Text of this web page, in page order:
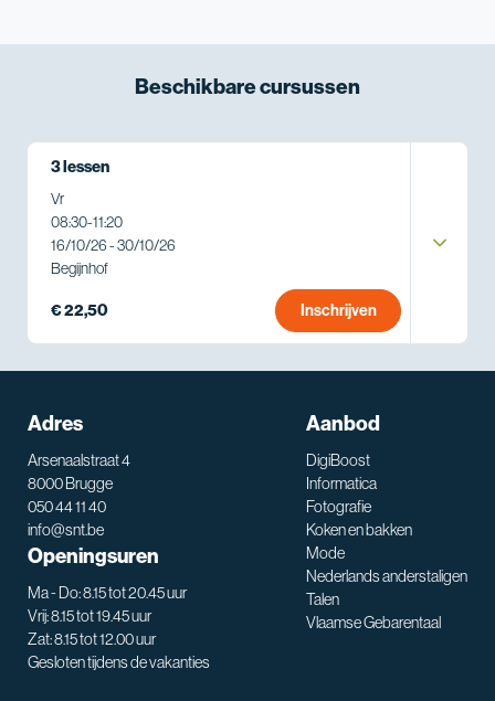
Beschikbarecursussen
3 lessen
Vr
08:30-11:20
16/10/26 - 30/10/26
Begijnhof
€ 22,50 Inschrijven
Adres
Arsenaalstraat 4
8000 Brugge
050 44 11 40
info@snt.be
Openingsuren
Ma - Do: 8.15 tot 20.45 uur
Vrij: 8.15 tot 19.45 uur
Zat: 8.15 tot 12.00 uur
Gesloten tijdens de vakanties
Aanbod
DigiBoost
Informatica
Fotografie
Koken en bakken
Mode
Nederlands anderstaligen
Talen
Vlaamse Gebarentaal